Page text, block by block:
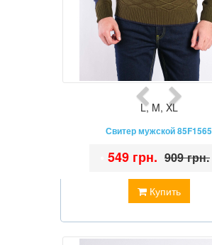
L, M, XL
Свитер мужской 85F1565
Купить
549 грн. 909 грн.